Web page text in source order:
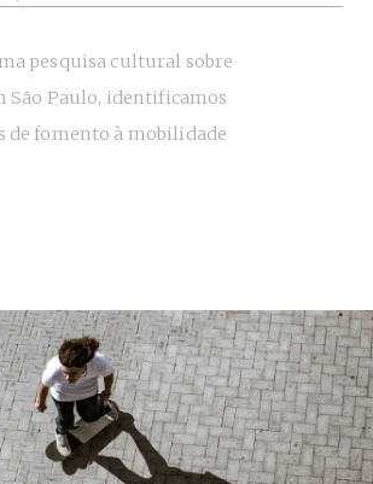
pesquisa cultural sobre
São Paulo, identificamos
de fomento à mobilidade